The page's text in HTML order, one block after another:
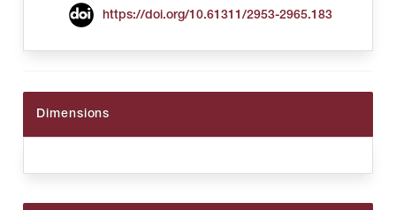
https://doi.org/10.61311/2953-2965.183
Dimensions